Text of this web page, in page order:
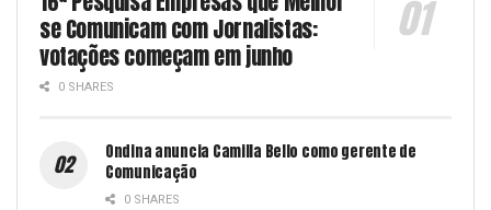
se Comunicam com Jornalistas:
votações começam em junho
0 SHARES
Ondina anuncia Camilla Bello como gerente de
Comunicação
0 SHARES